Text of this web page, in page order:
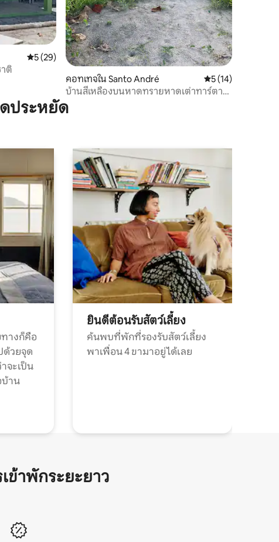
คะแนนเฉลี่ย 5 จาก 5, 29 รีวิว
5 (29)
ติ
คอทเทจใน Santo André คะแนนเฉลี่ย 5 จาก
5 (14)
บ้านสีเหลืองบนหาดทรายหาดเต่าทาร์ตารู
กัส
ประหยัด
างก็คือ
ด้วยจุด
จะเป็น
บ้าน
ยินดีต้อนรับสัตว์เลี้ยง
ค้นพบที่พักที่รองรับสัตว์เลี้ยง
พาเพื่อน 4 ขามาอยู่ได้เลย
ข้าพักระยะยาว